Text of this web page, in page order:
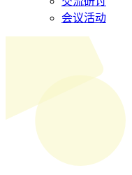
会议活动